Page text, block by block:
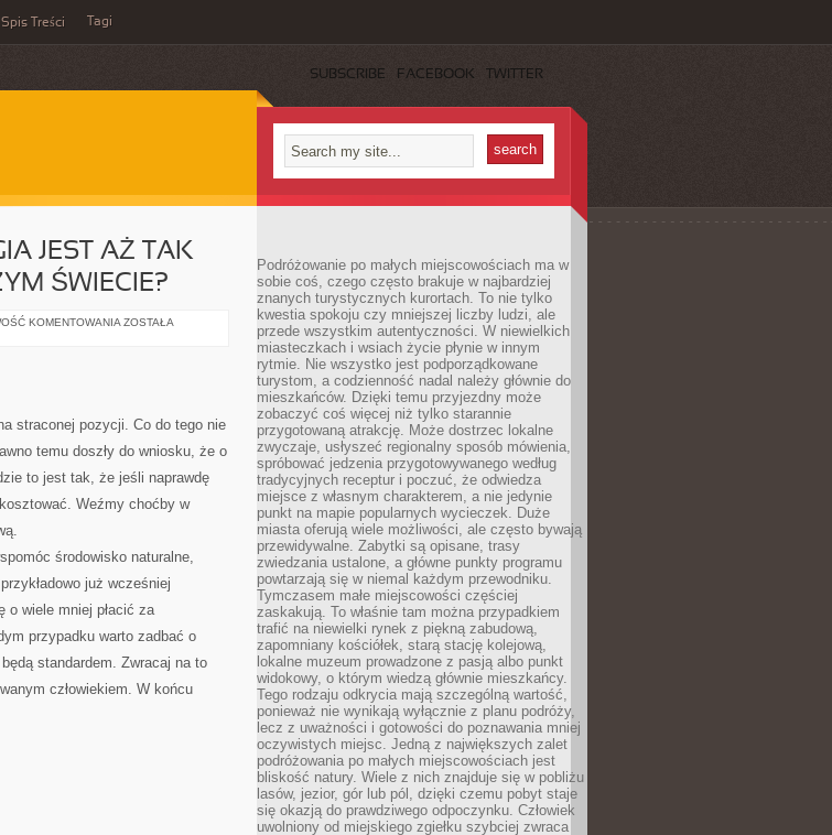
Spis Treści Tagi
SUBSCRIBE FACEBOOK TWITTER
JEST AŻ TAK
ŚWIECIE?
KOMENTOWANIA Z
ISTOTNA
W
ŚWIECIE?
ZOSTAŁA
straconej pozycji. Co do tego nie
temu doszły do wniosku, że o
to jest tak, że jeśli naprawdę
Weźmy choćby w
środowisko naturalne,
już wcześniej
o wiele mniej płacić za
przypadku warto zadbać o
standardem. Zwracaj na to
człowiekiem. W końcu
Podróżowanie po małych miejscowościach ma w
sobie coś, czego często brakuje w najbardziej
znanych turystycznych kurortach. To nie tylko
kwestia spokoju czy mniejszej liczby ludzi, ale
przede wszystkim autentyczności. W niewielkich
miasteczkach i wsiach życie płynie w innym
rytmie. Nie wszystko jest podporządkowane
turystom, a codzienność nadal należy głównie do
mieszkańców. Dzięki temu przyjezdny może
zobaczyć coś więcej niż tylko starannie
przygotowaną atrakcję. Może dostrzec lokalne
zwyczaje, usłyszeć regionalny sposób mówienia,
spróbować jedzenia przygotowywanego według
tradycyjnych receptur i poczuć, że odwiedza
miejsce z własnym charakterem, a nie jedynie
punkt na mapie popularnych wycieczek. Duże
miasta oferują wiele możliwości, ale często bywają
przewidywalne. Zabytki są opisane, trasy
zwiedzania ustalone, a główne punkty programu
powtarzają się w niemal każdym przewodniku.
Tymczasem małe miejscowości częściej
zaskakują. To właśnie tam można przypadkiem
trafić na niewielki rynek z piękną zabudową,
zapomniany kościółek, starą stację kolejową,
lokalne muzeum prowadzone z pasją albo punkt
widokowy, o którym wiedzą głównie mieszkańcy.
Tego rodzaju odkrycia mają szczególną wartość,
ponieważ nie wynikają wyłącznie z planu podróży,
lecz z uważności i gotowości do poznawania mniej
oczywistych miejsc. Jedną z największych zalet
podróżowania po małych miejscowościach jest
bliskość natury. Wiele z nich znajduje się w pobliżu
lasów, jezior, gór lub pól, dzięki czemu pobyt staje
się okazją do prawdziwego odpoczynku. Człowiek
uwolniony od miejskiego zgiełku szybciej zwraca